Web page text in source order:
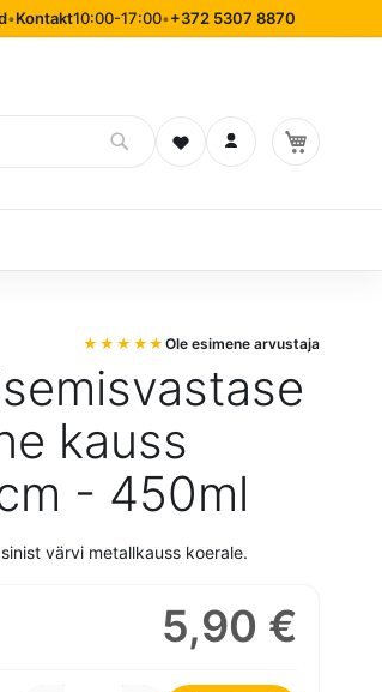
•Kontakt10:00-17:00•+372 5307 8870
Soovinimekiri
Logi sisse
kauss
- 450ml
Ole esimene arvustaja
värvi metallkauss koerale.
5,90 €